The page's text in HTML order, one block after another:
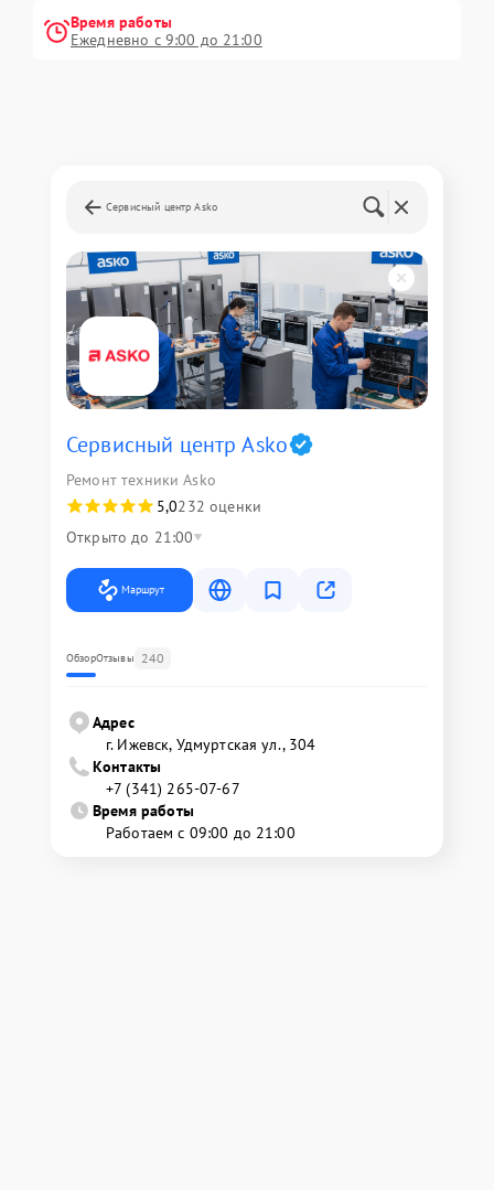
Время работы
Ежедневно с 9:00 до 21:00
Сервисный центр Asko
Сервисный центр Asko
Ремонт техники Asko
5,0232 оценки
Открыто до 21:00
Маршрут
ОбзорОтзывы 240
Адрес
г. Ижевск, Удмуртская ул., 304
Контакты
+7 (341) 265-07-67
Время работы
Работаем с 09:00 до 21:00